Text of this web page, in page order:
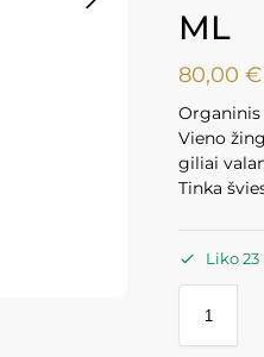
ML
80,00€
Vieno
giliai
Tinka
Liko 23